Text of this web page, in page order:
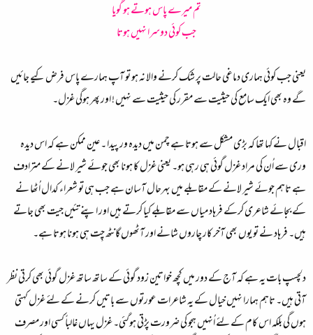
تم میرے پاس ہوتے ہو گویا
جب کوئی دوسرا نہیں ہوتا
یعنی جب کوئی ہماری دماغی حالت پر شک کرنے والا نہ ہو تو آپ ہمارے پاس فرض کیے جائیں
گے وہ بھی ایک سامع کی حیثیت سے مقرر کی حیثیت سے نہیں ! اور پھر ہوگی غزل۔
اقبال نے کہا تھا کہ بڑی مشکل سے ہوتا ہے چمن میں دیدہ ور پیدا ۔ عین ممکن ہے کہ اس دیدہ
وری سے اُن کی مراد غزل گوئی ہی رہی ہو۔ یعنی غزل کا ہونا بھی جوئے شیر لانے کے مترادف
ہے تاہم جوئے شیر لانے کے مقابلے میں بہرحال آسان ہے جب ہی تو شعراء کدال اُٹھا نے
کے بجائے شاعری کرکے فرہاد میاں سے مقابلے کیا کرتے ہیں اور اپنے تئیں جیت بھی جاتے
ہیں۔ فرہاد نے تو یوں بھی آخر کار چاروں شانے اور آٹھوں گانٹھ چِت ہی ہونا ہوتا ہے۔
دلچسپ بات یہ ہے کہ آج کے دور میں کچھ خواتین زود گوئی کے ساتھ ساتھ غزل گوئی بھی کرتی نظر
آتی ہیں۔ تاہم ہمارا نہیں خیال کے یہ شاعرات عورتوں سے باتیں کرنے کے لئے غزل کہتی
ہوں گی بلکہ اس کام کے لئے اُنہیں ہجو کی ضرورت پڑتی ہوگئی۔ غزل یہاں غالباً کسی اور مصرف